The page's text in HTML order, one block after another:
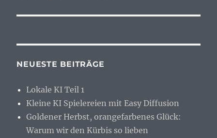
NEUESTE BEITRÄGE
Lokale KI Teil 1
Kleine KI Spielereien mit Easy Diffusion
Goldener Herbst, orangefarbenes Glück:
Warum wir den Kürbis so lieben